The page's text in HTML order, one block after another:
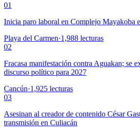
01
Inicia paro laboral en Complejo Mayakoba
Playa del Carmen·1,988 lecturas
02
Fracasa manifestación contra Aguakan; se
discurso político para 2027
Cancún·1,925 lecturas
03
Asesinan al creador de contenido César
transmisión en Culiacán